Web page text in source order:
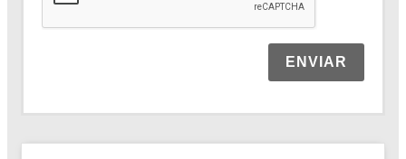
ENVIAR